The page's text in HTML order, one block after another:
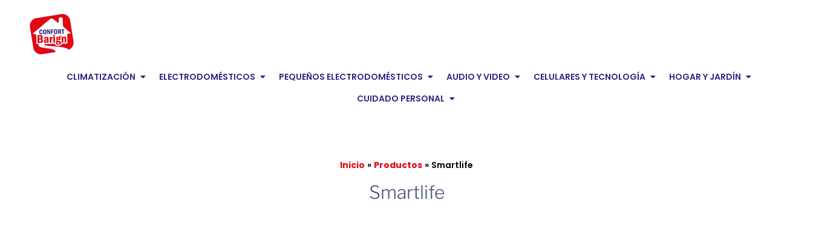
contenido
CLIMATIZACIÓN Open Climatización
ELECTRODOMÉSTICOS Open Electrodomésticos
PEQUEÑOS ELECTRODOMÉSTICOS Open Pequeños Electrodomésticos
AUDIO Y VIDEO Open Audio y Video
CELULARES Y TECNOLOGÍA Open Celulares y tecnología
HOGAR Y JARDÍN Open Hogar
CUIDADO PERSONAL Open Cuidado personal
Inicio Productos Smartlife
Smartlife